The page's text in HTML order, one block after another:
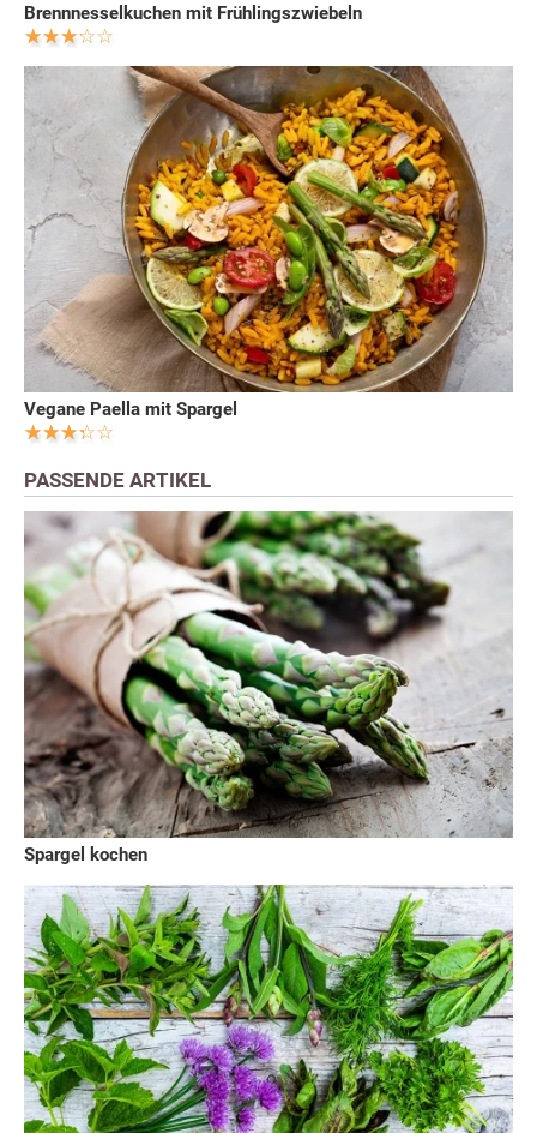
Brennnesselkuchen mit Frühlingszwiebeln
Vegane Paella mit Spargel
PASSENDE ARTIKEL
Spargel kochen